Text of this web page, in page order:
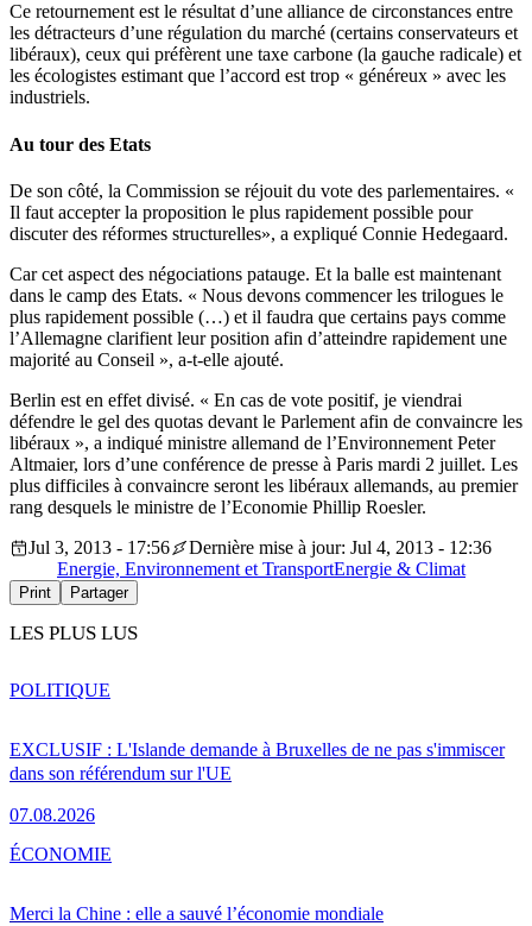
Ce retournement est le résultat d’une alliance de circonstances entre
les détracteurs d’une régulation du marché (certains conservateurs et
libéraux), ceux qui préfèrent une taxe carbone (la gauche radicale) et
les écologistes estimant que l’accord est trop « généreux » avec les
industriels.
Au tour des Etats
De son côté, la Commission se réjouit du vote des parlementaires. «
Il faut accepter la proposition le plus rapidement possible pour
discuter des réformes structurelles», a expliqué Connie Hedegaard.
Car cet aspect des négociations patauge. Et la balle est maintenant
dans le camp des Etats. « Nous devons commencer les trilogues le
plus rapidement possible (…) et il faudra que certains pays comme
l’Allemagne clarifient leur position afin d’atteindre rapidement une
majorité au Conseil », a-t-elle ajouté.
Berlin est en effet divisé. « En cas de vote positif, je viendrai
défendre le gel des quotas devant le Parlement afin de convaincre les
libéraux », a indiqué ministre allemand de l’Environnement Peter
Altmaier, lors d’une conférence de presse à Paris mardi 2 juillet. Les
plus difficiles à convaincre seront les libéraux allemands, au premier
rang desquels le ministre de l’Economie Phillip Roesler.
Jul 3, 2013 - 17:56
Dernière mise à jour: Jul 4, 2013 - 12:36
Energie, Environnement et TransportEnergie & Climat
Print Partager
LES PLUS LUS
EXCLUSIF : L'Islande demande à Bruxelles de ne pas s'immiscer
dans son référendum sur l'UE
07.08.2026
POLITIQUE
Merci la Chine : elle a sauvé l’économie mondiale
ÉCONOMIE